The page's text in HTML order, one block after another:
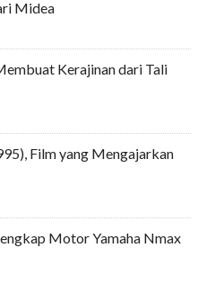
Midea
Kerajinan dari Tali
Film yang Mengajarkan
Motor Yamaha Nmax